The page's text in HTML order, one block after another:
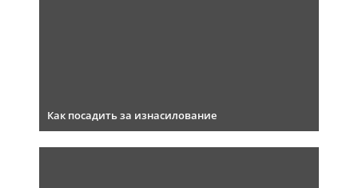
Как посадить за изнасилование